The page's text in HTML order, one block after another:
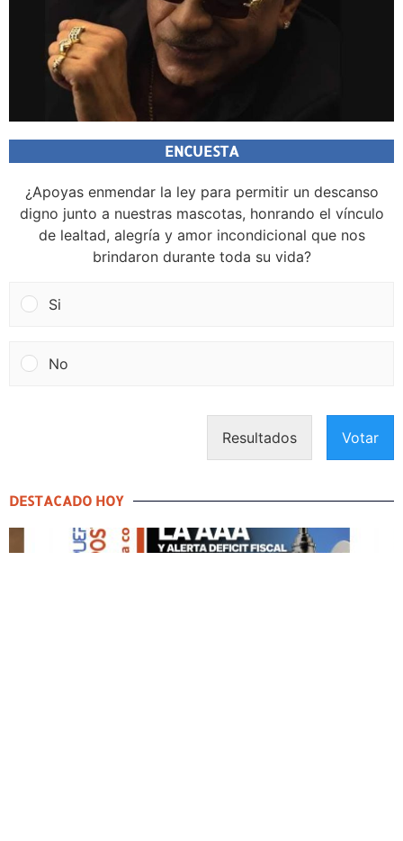
ENCUESTA
¿Apoyas enmendar la ley para permitir un descanso
digno junto a nuestras mascotas, honrando el vínculo
de lealtad, alegría y amor incondicional que nos
brindaron durante toda su vida?
Si
No
Resultados Votar
DESTACADO HOY